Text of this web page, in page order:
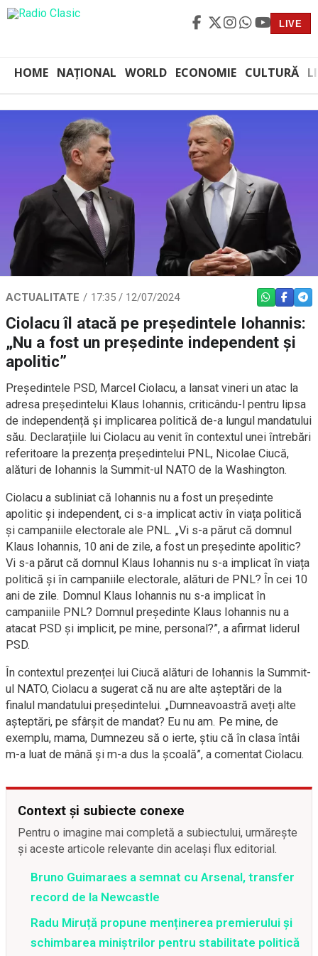
LIVE
HOME NAȚIONAL WORLD ECONOMIE CULTURĂ
ACTUALITATE 17:35 / 12/07/2024 WHATSAPP
Ciolacu îl atacă pe președintele Iohannis:
„Nu a fost un președinte independent și
apolitic”
Președintele PSD, Marcel Ciolacu, a lansat vineri un atac la
adresa președintelui Klaus Iohannis, criticându-l pentru lipsa
de independență și implicarea politică de-a lungul mandatului
său. Declarațiile lui Ciolacu au venit în contextul unei întrebări
referitoare la prezența președintelui PNL, Nicolae Ciucă,
alături de Iohannis la Summit-ul NATO de la Washington.
Ciolacu a subliniat că Iohannis nu a fost un președinte
apolitic și independent, ci s-a implicat activ în viața politică
și campaniile electorale ale PNL. „Vi s-a părut că domnul
Klaus Iohannis, 10 ani de zile, a fost un președinte apolitic?
Vi s-a părut că domnul Klaus Iohannis nu s-a implicat în viața
politică și în campaniile electorale, alături de PNL? În cei 10
ani de zile. Domnul Klaus Iohannis nu s-a implicat în
campaniile PNL? Domnul președinte Klaus Iohannis nu a
atacat PSD și implicit, pe mine, personal?”, a afirmat liderul
PSD.
În contextul prezenței lui Ciucă alături de Iohannis la Summit-
ul NATO, Ciolacu a sugerat că nu are alte așteptări de la
finalul mandatului președintelui. „Dumneavoastră aveți alte
așteptări, pe sfârșit de mandat? Eu nu am. Pe mine, de
exemplu, mama, Dumnezeu să o ierte, știu că în clasa întâi
m-a luat de mână și m-a dus la școală”, a comentat Ciolacu.
Context și subiecte conexe
Pentru o imagine mai completă a subiectului, urmărește
și aceste articole relevante din același flux editorial.
Bruno Guimaraes a semnat cu Arsenal, transfer
record de la Newcastle
Radu Miruță propune menținerea premierului și
schimbarea miniștrilor pentru stabilitate politică